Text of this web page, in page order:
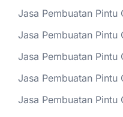
Jasa Pembuatan Pintu
Jasa Pembuatan Pintu
Jasa Pembuatan Pintu
Jasa Pembuatan Pintu
Jasa Pembuatan Pintu